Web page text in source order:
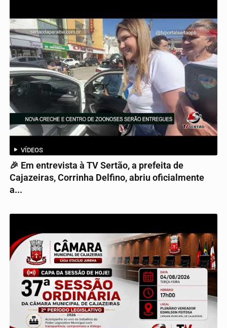
VÍDEOS
🎉 Em entrevista à TV Sertão, a prefeita de
Cajazeiras, Corrinha Delfino, abriu oficialmente
a...